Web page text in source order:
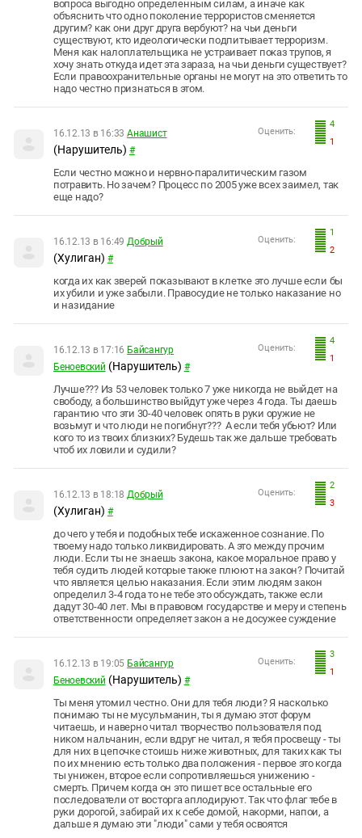
вопроса выгодно определенным силам, а иначе как
объяснить что одно поколение террористов сменяется
другим? как они друг друга вербуют? на чьи деньги
существуют, кто идеологически подпитывает терроризм.
Меня как налоплательщика не устраивает показ трупов, я
хочу знать откуда идет эта зараза, на чьи деньги существует?
Если правоохранительные органы не могут на это ответить то
надо честно признаться в этом.
4
1
Оценить:
16.12.13 в 16:33 Анашист
(Нарушитель) #
Если честно можно и нервно-паралитическим газом
потравить. Но зачем? Процесс по 2005 уже всех заимел, так
еще надо?
1
2
Оценить:
16.12.13 в 16:49 Добрый
(Хулиган) #
когда их как зверей показывают в клетке это лучше если бы
их убили и уже забыли. Правосудие не только наказание но
и назидание
4
1
Оценить:
16.12.13 в 17:16 Байсангур
Беноевский (Нарушитель) #
Лучше??? Из 53 человек только 7 уже никогда не выйдет на
свободу, а большинство выйдут уже через 4 года. Ты даешь
гарантию что эти 30-40 человек опять в руки оружие не
возьмут и что люди не погибнут??? А если тебя убьют? Или
кого то из твоих близких? Будешь так же дальше требовать
чтоб их ловили и судили?
2
3
Оценить:
16.12.13 в 18:18 Добрый
(Хулиган) #
до чего у тебя и подобных тебе искаженное сознание. По
твоему надо только ликвидировать. А это между прочим
люди. Если ты не знаешь закона, какое моральное право у
тебя судить людей которые также плюют на закон? Почитай
что является целью наказания. Если этим людям закон
определил 3-4 года то не тебе это обсуждать, также если
дадут 30-40 лет. Мы в правовом государстве и меру и степень
ответственности определяет закон а не досужее суждение
3
1
Оценить:
16.12.13 в 19:05 Байсангур
Беноевский (Нарушитель) #
Ты меня утомил честно. Они для тебя люди? Я насколько
понимаю ты не мусульманин, ты я думаю этот форум
читаешь, и наверно читал творчество пользователя под
ником нальчанин, если вдруг не читал, я тебя просвещу - ты
для них в цепочке стоишь ниже животных, для таких как ты
по их мнению есть только два положения - первое это когда
ты унижен, второе если сопротивляешься унижению -
смерть. Причем когда он это пишет все остальные его
последователи от восторга аплодируют. Так что флаг тебе в
руки дорогой, забирай их к себе домой, накорми, напои, а
дальше я думаю эти "люди" сами у тебя освоятся